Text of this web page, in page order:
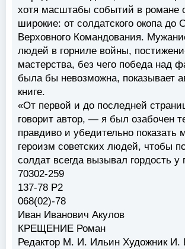
хотя масштабы событий в романе
широкие: от солдатского окопа до
Верховного Командования.
людей в горниле войны,
мастерства, без чего победа над
была бы невозможна, показывает
книге.
«От первой и до последней
говорит автор, — я был озабочен
правдиво и убедительно показать
героизм советских людей, чтобы
солдат всегда вызывал гордость у
70302-259
137-78 Р2
068(02)-78
Иван Иванович Акулов
КРЕЩЕНИЕ Роман
Редактор М. И. Ильин Художник И.